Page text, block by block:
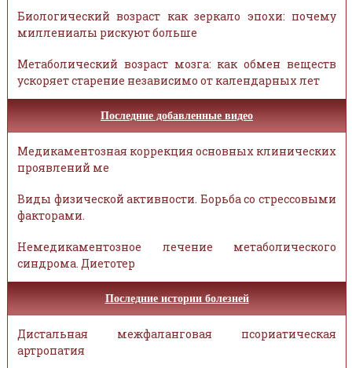
Биологический возраст как зеркало эпохи: почему
миллениалы рискуют больше
Метаболический возраст мозга: как обмен веществ
ускоряет старение независимо от календарных лет
Последние добавленные видео
Медикаментозная коррекция основных клинических
проявлений ме
Виды физической активности. Борьба со стрессовыми
факторами.
Немедикаментозное лечение метаболического
синдрома. Диетотер
Последние истории болезней
Дистальная межфаланговая псориатическая
артропатия